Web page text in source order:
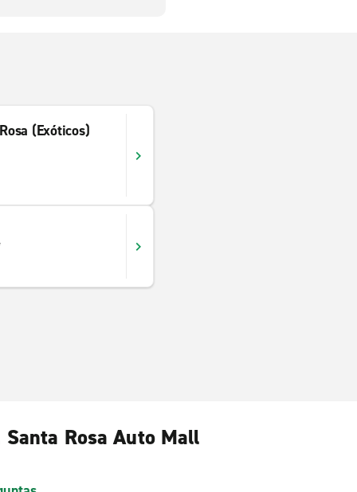
(Exóticos)
Rosa Auto Mall